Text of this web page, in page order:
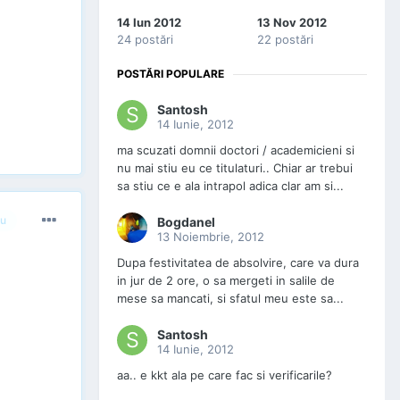
14 Iun 2012
24 postări
13 Nov 2012
22 postări
POSTĂRI POPULARE
Santosh
14 Iunie, 2012
ma scuzati domnii doctori / academicieni si
nu mai stiu eu ce titulaturi.. Chiar ar trebui
sa stiu ce e ala intrapol adica clar am si...
Bogdanel
13 Noiembrie, 2012
Dupa festivitatea de absolvire, care va dura
in jur de 2 ore, o sa mergeti in salile de
mese sa mancati, si sfatul meu este sa...
Santosh
14 Iunie, 2012
aa.. e kkt ala pe care fac si verificarile?